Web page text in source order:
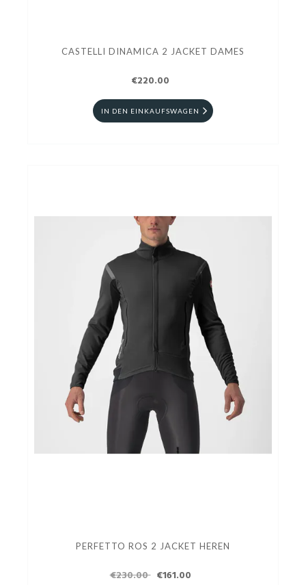
CASTELLI DINAMICA 2 JACKET DAMES
€220.00
IN DEN EINKAUFSWAGEN
PERFETTO ROS 2 JACKET HEREN
€230.00 €161.00